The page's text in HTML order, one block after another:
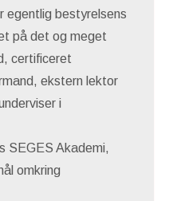
egentlig bestyrelsens
på det og meget
certificeret
ekstern lektor
i
SEGES Akademi,
omkring